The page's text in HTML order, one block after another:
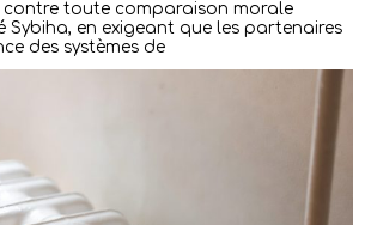
contre toute comparaison morale
Sybiha, en exigeant que les partenaires
des systèmes de